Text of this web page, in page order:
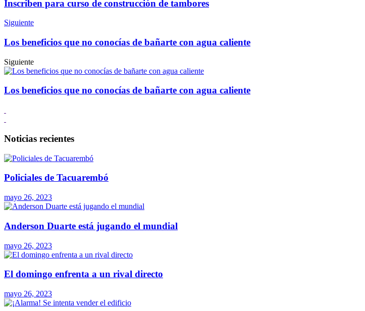
Inscriben para curso de construcción de tambores
Siguiente
Los beneficios que no conocías de bañarte con agua caliente
Siguiente
Los beneficios que no conocías de bañarte con agua caliente
Noticias recientes
Policiales de Tacuarembó
mayo 26, 2023
Anderson Duarte está jugando el mundial
mayo 26, 2023
El domingo enfrenta a un rival directo
mayo 26, 2023